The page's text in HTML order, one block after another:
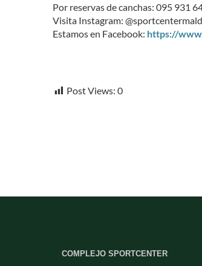
Por reservas de canchas: 095 931
Visita Instagram:
Estamos en Facebook: https://
Post Views: 0
COMPLEJO SPORTCENTER